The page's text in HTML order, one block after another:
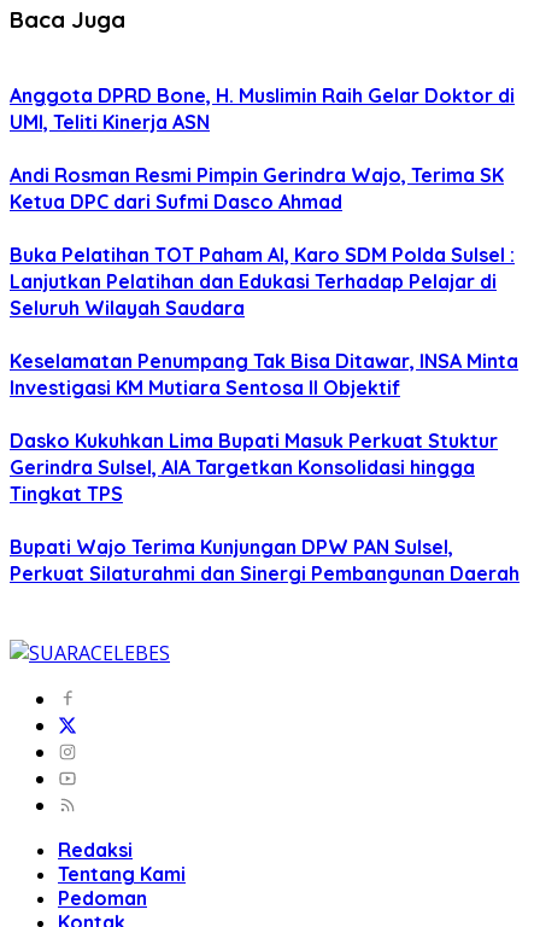
Baca Juga
Anggota DPRD Bone, H. Muslimin Raih Gelar Doktor di
UMI, Teliti Kinerja ASN
Andi Rosman Resmi Pimpin Gerindra Wajo, Terima SK
Ketua DPC dari Sufmi Dasco Ahmad
Buka Pelatihan TOT Paham AI, Karo SDM Polda Sulsel :
Lanjutkan Pelatihan dan Edukasi Terhadap Pelajar di
Seluruh Wilayah Saudara
Keselamatan Penumpang Tak Bisa Ditawar, INSA Minta
Investigasi KM Mutiara Sentosa II Objektif
Dasko Kukuhkan Lima Bupati Masuk Perkuat Stuktur
Gerindra Sulsel, AIA Targetkan Konsolidasi hingga
Tingkat TPS
Bupati Wajo Terima Kunjungan DPW PAN Sulsel,
Perkuat Silaturahmi dan Sinergi Pembangunan Daerah
Redaksi
Tentang Kami
Pedoman